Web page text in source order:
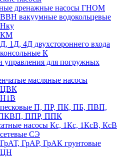
дренажные насосы ГНОМ
вакуумные водокольцевые
КМ
1Д, 4Д двухстороннего входа
К
управления для погружных
масляные насосы
ЦВК
П, ПР, ПК, ПБ, ПВП,
ППР, ППК
насосы Кс, 1Кс, 1КсВ, КсВ
СЭ
ГрАР, ГрАК грунтовые
ЦН